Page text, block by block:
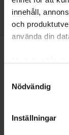
innehåll,
och
använda din
som kan
Ta reda på
Nödvändig
Inställningar
08-555 352 40
Starta
Lär dig
Läs mer om